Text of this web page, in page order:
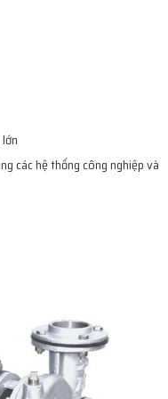
các hệ thống công nghiệp và